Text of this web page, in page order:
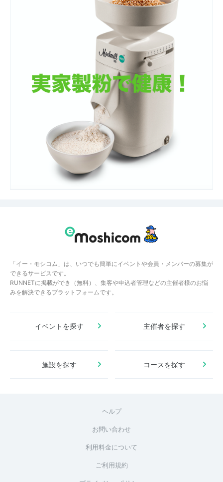
「イー・モシコム」は、いつでも簡単にイベントや会員・メンバーの募集が
できるサービスです。
RUNNETに掲載ができ（無料）、集客や申込者管理などの主催者様のお悩
みを解決できるプラットフォームです。
イベントを探す 主催者を探す
施設を探す コースを探す
ヘルプ
お問い合わせ
利用料金について
ご利用規約